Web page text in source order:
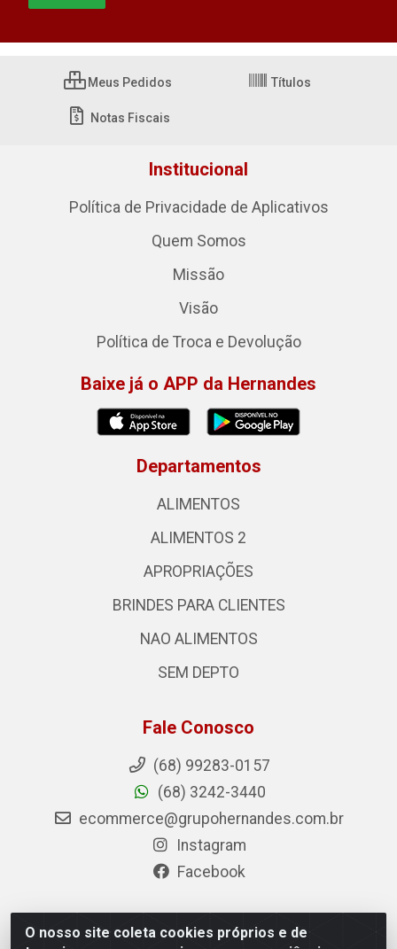
O nosso site coleta cookies próprios e de
Meus Pedidos Títulos
Notas Fiscais
Institucional
Política de Privacidade de Aplicativos
Quem Somos
Missão
Visão
Política de Troca e Devolução
Baixe já o APP da Hernandes
Departamentos
ALIMENTOS
ALIMENTOS 2
APROPRIAÇÕES
BRINDES PARA CLIENTES
NAO ALIMENTOS
SEM DEPTO
Fale Conosco
(68) 99283-0157
(68) 3242-3440
ecommerce@grupohernandes.com.br
Instagram
Facebook
Hernandes - Atacado e Distribuições - Rodovia